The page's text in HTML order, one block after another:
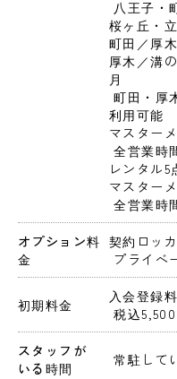
桜ヶ丘・
町田／厚
厚木／溝
月
町田・厚木・溝の口の3店舗の全営業時間
利用可能
マスター
全営業時間
レンタル5
マスター
全営業時
オプション料
金
契約ロッ
プライベ
初期料金
入会登録
税込
スタッフが
いる時間
常駐して